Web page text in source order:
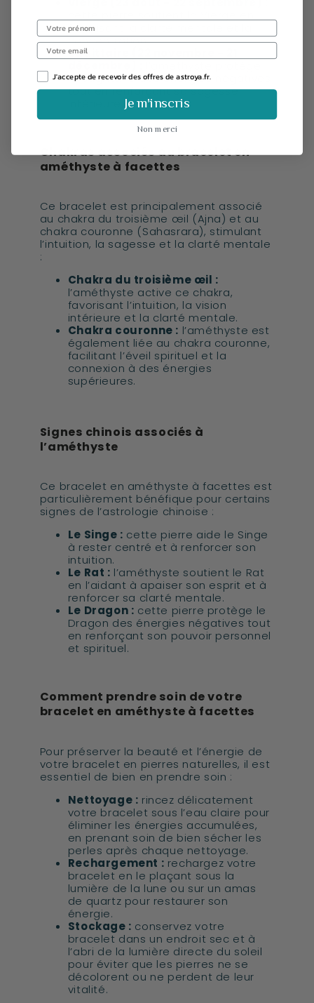
favorisant la clarté mentale et la
concentration.
Sagittaire (22 novembre - 21
le Sagittaire des énergies négatives
tout en renforçant sa sagesse
Chakras associés au bracelet en
améthyste à facettes
Ce bracelet est principalement associé
au chakra du troisième œil (Ajna) et au
chakra couronne (Sahasrara), stimulant
l’intuition, la sagesse et la clarté mentale
:
Chakra du troisième œil :
l’améthyste active ce chakra,
favorisant l’intuition, la vision
intérieure et la clarté mentale.
Chakra couronne : l’améthyste est
également liée au chakra couronne,
facilitant l’éveil spirituel et la
connexion à des énergies
supérieures.
Signes chinois associés à
l’améthyste
Ce bracelet en améthyste à facettes est
particulièrement bénéfique pour certains
signes de l’astrologie chinoise :
Le Singe : cette pierre aide le Singe
à rester centré et à renforcer son
intuition.
Le Rat : l’améthyste soutient le Rat
en l’aidant à apaiser son esprit et à
renforcer sa clarté mentale.
Le Dragon : cette pierre protège le
Dragon des énergies négatives tout
en renforçant son pouvoir personnel
et spirituel.
Comment prendre soin de votre
bracelet en améthyste à facettes
Pour préserver la beauté et l’énergie de
votre bracelet en pierres naturelles, il est
essentiel de bien en prendre soin :
Nettoyage : rincez délicatement
votre bracelet sous l’eau claire pour
éliminer les énergies accumulées,
en prenant soin de bien sécher les
perles après chaque nettoyage.
Rechargement : rechargez votre
bracelet en le plaçant sous la
lumière de la lune ou sur un amas
de quartz pour restaurer son
énergie.
Stockage : conservez votre
bracelet dans un endroit sec et à
l’abri de la lumière directe du soleil
pour éviter que les pierres ne se
décolorent ou ne perdent de leur
vitalité.
J'accepte de recevoir des offres de astroya.fr.
Je m'inscris
Non merci